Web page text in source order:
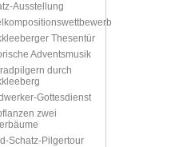
Ausstellung
Thesentür
Adventsmusik
durch
Gottesdienst
zwei
Schatz-Pilgertour